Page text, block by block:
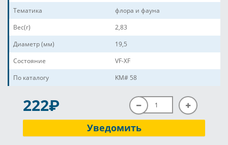
Тематика
флора и фауна
Вес(г)
2,83
Диаметр (мм)
19,5
Состояние
VF-XF
По каталогу
KM# 58
222P
Уведомить